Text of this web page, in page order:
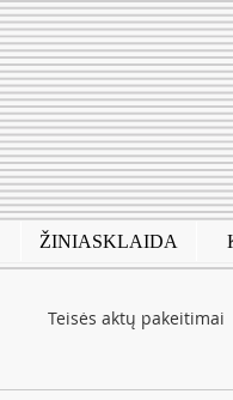
ŽINIASKLAIDA
Teisės aktų pakeitimai